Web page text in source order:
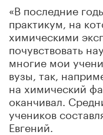
«В последние
практикум, на
химическими
почувствовать
многие мои
вузы, так,
на химический
оканчивал.
учеников
Евгений.